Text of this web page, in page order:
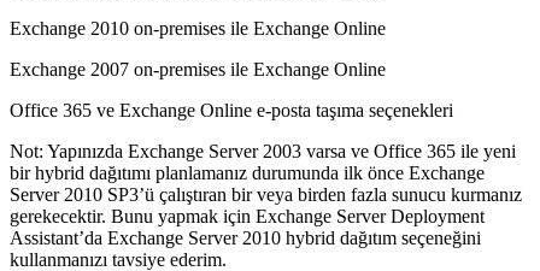
Exchange 2010 on-premises ile Exchange Online
Exchange 2007 on-premises ile Exchange Online
Office 365 ve Exchange Online e-posta taşıma seçenekleri
Not: Yapınızda Exchange Server 2003 varsa ve Office 365 ile yeni
bir hybrid dağıtımı planlamanız durumunda ilk önce Exchange
Server 2010 SP3’ü çalıştıran bir veya birden fazla sunucu kurmanız
gerekecektir. Bunu yapmak için Exchange Server Deployment
Assistant’da Exchange Server 2010 hybrid dağıtım seçeneğini
kullanmanızı tavsiye ederim.